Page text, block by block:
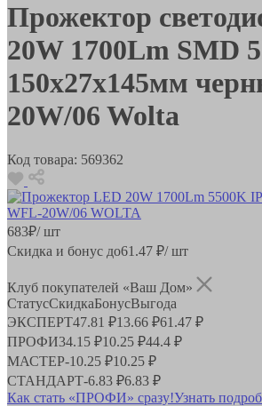
Прожектор
20W 1700Lm SMD
150х27х145мм
20W/06 Wolta
Код товара: 569362
683₽/ шт
Скидка и бонус до61.47 ₽/ шт
Клуб покупателей «Ваш Дом»
СтатусСкидкаБонусВыгода
ЭКСПЕРТ47.81 ₽13.66 ₽61.47 ₽
ПРОФИ34.15 ₽10.25 ₽44.4 ₽
МАСТЕР-10.25 ₽10.25 ₽
СТАНДАРТ-6.83 ₽6.83 ₽
Как стать «ПРОФИ» сразу!Узнать